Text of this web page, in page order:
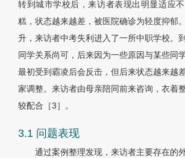
转到城市学校后，来访者表现出明显适应
糕，状态越来越差，被医院确诊为轻度抑郁
升，来访者中考失利进入了一所中职学校。
同学关系尚可，后来因为一些原因与某些同
最初受到霸凌后会反击，但后来状态越来越
家调整。来访者由母亲陪同前来咨询，衣着
较配合［3］。
3.1 问题表现
通过案例整理发现，来访者主要存在的